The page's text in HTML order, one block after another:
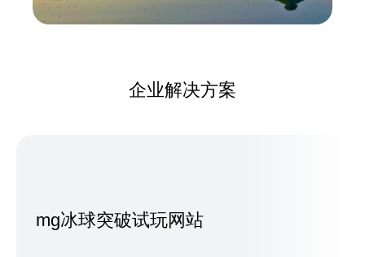
企业解决方案
mg冰球突破试玩网站